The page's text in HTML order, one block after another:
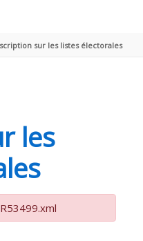
sur les listes électorales
les